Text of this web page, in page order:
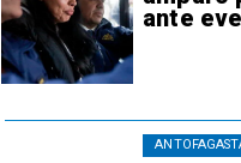
ante